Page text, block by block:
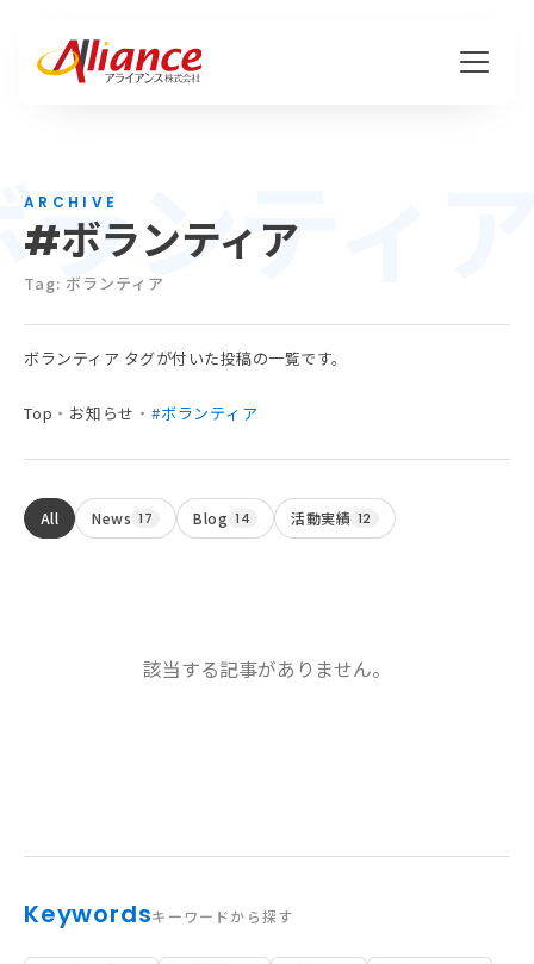
Mission・Vision・Value
会社概要
サービス
ハピワク・HR事業
保険代理店事業
採用情報
ンティ
ARCHIVE
#ボランティア
Tag: ボランティア
ボランティア タグが付いた投稿の一覧です。
Top ・ お知らせ ・#ボランティア
All News 17 Blog 14 活動実績 12
該当する記事がありません。
Keywordsキーワードから探す